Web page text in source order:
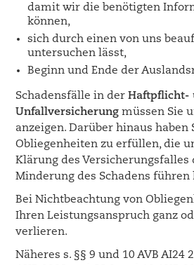
damit wir die benötigten
können,
sich durch einen von uns
untersuchen lässt,
Beginn und Ende der
Schadensfälle in derHaftpflicht-
Unfallversicherung müssen Sie
anzeigen. Darüber hinaus haben
Obliegenheiten zu erfüllen, die
Klärung des Versicherungsfalles
Minderung des Schadens führen
Bei Nichtbeachtung von
Ihren Leistungsanspruch ganz
verlieren.
Näheres s. §§ 9 und 10 AVB AI24